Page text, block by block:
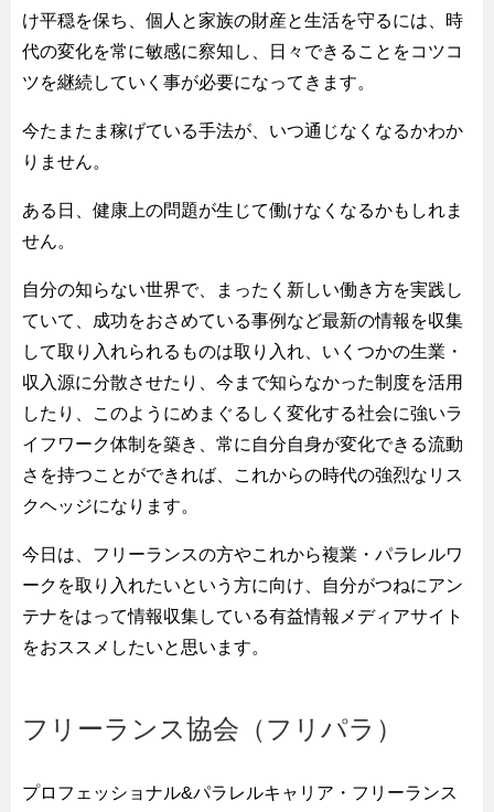
け平穏を保ち、個人と家族の財産と生活を守るには、時
代の変化を常に敏感に察知し、日々できることをコツコ
ツを継続していく事が必要になってきます。
今たまたま稼げている手法が、いつ通じなくなるかわか
りません。
ある日、健康上の問題が生じて働けなくなるかもしれま
せん。
自分の知らない世界で、まったく新しい働き方を実践し
ていて、成功をおさめている事例など最新の情報を収集
して取り入れられるものは取り入れ、いくつかの生業・
収入源に分散させたり、今まで知らなかった制度を活用
したり、このようにめまぐるしく変化する社会に強いラ
イフワーク体制を築き、常に自分自身が変化できる流動
さを持つことができれば、これからの時代の強烈なリス
クヘッジになります。
今日は、フリーランスの方やこれから複業・パラレルワ
ークを取り入れたいという方に向け、自分がつねにアン
テナをはって情報収集している有益情報メディアサイト
をおススメしたいと思います。
フリーランス協会（フリパラ）
プロフェッショナル&パラレルキャリア・フリーランス